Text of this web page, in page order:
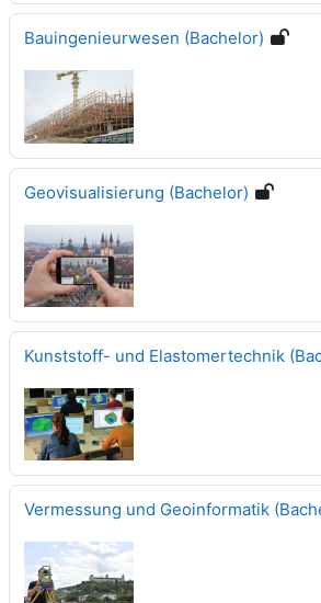
Bauingenieurwesen (Bachelor)
Geovisualisierung (Bachelor)
Kunststoff- und Elastomertechnik
Vermessung und Geoinformatik